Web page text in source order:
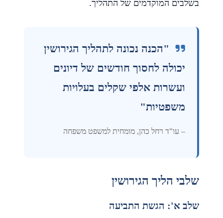
בשלבים המוקדמים של התהליך.
"הכנה נכונה לתהליך הגירושין
יכולה לחסוך חודשים של דיונים
ועשרות אלפי שקלים בעלויות
משפטיות"
– עו"ד רחל כהן, מומחית למשפט משפחה
שלבי הליך הגירושין
שלב א': הגשת התביעה